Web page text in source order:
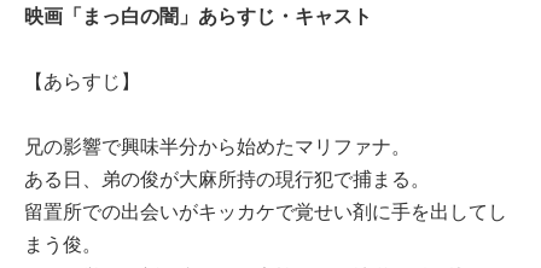
映画「まっ白の闇」あらすじ・キャスト
【あらすじ】
兄の影響で興味半分から始めたマリファナ。
ある日、弟の俊が大麻所持の現行犯で捕まる。
留置所での出会いがキッカケで覚せい剤に手を出してし
まう俊。